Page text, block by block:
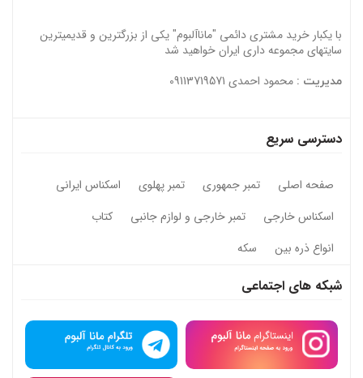
با یکبار خرید مشتری دائمی "ماناآلبوم" یکی از بزرگترین و قدیمیترین
سایتهای مجموعه داری ایران خواهید شد
مدیریت : محمود احمدی 09113719571
دسترسی سریع
صفحه اصلی تمبر جمهوری تمبر پهلوی
اسکناس ایرانی
اسکناس خارجی
تمبر خارجی و لوازم جانبی
کتاب
انواع ذره بین
سکه
شبکه های اجتماعی